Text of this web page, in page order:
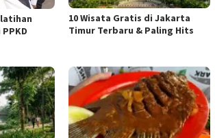
10 Wisata Gratis di Jakarta
Timur Terbaru & Paling Hits